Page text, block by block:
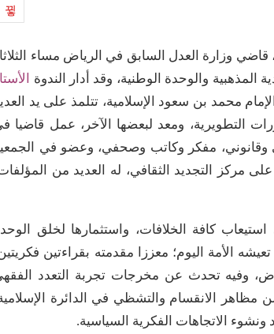
، قاضي وزارة العدل السابق في الرياض مساء
محمد بن سعود الإسلامية، تتلمذ على يد
التطويرية، ومعد لبعضها الآخر، عمل قاضيا
وقانوني، مفكر وكاتب وصحفي، وعضو في
مركز التجديد الثقافي، له العديد من
كافة الخلافات، واستثمارها لخلق
الأمة اليوم؛ معززا مقدمته بقراءتين
وفيه تحدث عن مخرجات تجربة التعدد
الانقسام والتشظي في الدائرة
ونشوء الاتجاهات الفكرية السياسية.